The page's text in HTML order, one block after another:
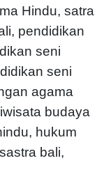
Hindu, satra
pendidikan
seni
seni
agama
budaya
hukum
bali,